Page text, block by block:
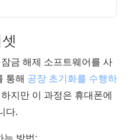
금 해제 소프트웨어를 사
통해 공장 초기화를 수행하
지만 이 과정은 휴대폰에
다.
방법: